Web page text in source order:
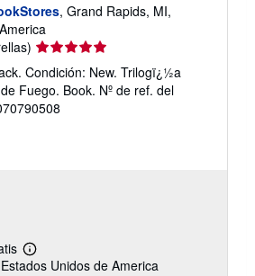
, Grand Rapids, MI,
Calificación
vendedor:
5
de
Condición: New. Trilogï¿½a
Fuego. Book. Nº de ref. del
Más
información
Unidos de America